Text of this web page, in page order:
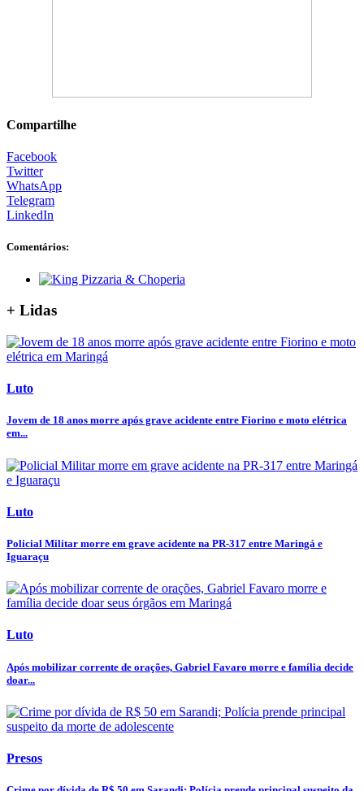
Compartilhe
Facebook
Twitter
WhatsApp
Telegram
LinkedIn
Comentários:
+ Lidas
Luto
Jovem de 18 anos morre após grave acidente entre Fiorino e moto elétrica
em...
Luto
Policial Militar morre em grave acidente na PR-317 entre Maringá e
Iguaraçu
Luto
Após mobilizar corrente de orações, Gabriel Favaro morre e família decide
doar...
Presos